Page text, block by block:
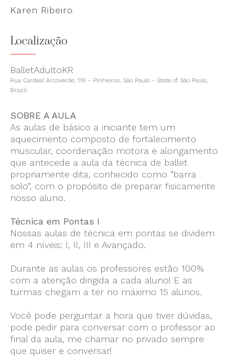
Karen Ribeiro
Localização
BalletAdultoKR
Rua Cardeal Arcoverde, 119 - Pinheiros, São Paulo - State of São Paulo,
Brazil
SOBRE A AULA
As aulas de básico a iniciante tem um
aquecimento composto de fortalecimento
muscular, coordenação motora e alongamento
que antecede a aula da técnica de ballet
propriamente dita, conhecido como “barra
solo”, com o propósito de preparar fisicamente
nosso aluno.
Técnica em Pontas I
Nossas aulas de técnica em pontas se dividem
em 4 níveis: I, II, III e Avançado.
Durante as aulas os professores estão 100%
com a atenção dirigida a cada aluno! E as
turmas chegam a ter no máximo 15 alunos.
Você pode perguntar a hora que tiver dúvidas,
pode pedir para conversar com o professor ao
final da aula, me chamar no privado sempre
que quiser e conversar!